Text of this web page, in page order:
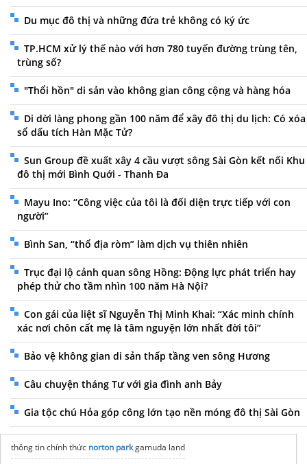
Du mục đô thị và những đứa trẻ không có ký ức
TP.HCM xử lý thế nào với hơn 780 tuyến đường trùng tên,
trùng số?
"Thổi hồn" di sản vào không gian công cộng và hàng hóa
Di dời làng phong gần 100 năm để xây đô thị du lịch: Có xóa
sổ dấu tích Hàn Mặc Tử?
Sun Group đề xuất xây 4 cầu vượt sông Sài Gòn kết nối Khu
đô thị mới Bình Quới - Thanh Đa
Mayu Ino: “Công việc của tôi là đối diện trực tiếp với con
người”
Bình San, “thổ địa ròm” làm dịch vụ thiên nhiên
Trục đại lộ cảnh quan sông Hồng: Động lực phát triển hay
phép thử cho tầm nhìn 100 năm Hà Nội?
Con gái của liệt sĩ Nguyễn Thị Minh Khai: “Xác minh chính
xác nơi chôn cất mẹ là tâm nguyện lớn nhất đời tôi”
Bảo vệ không gian di sản thấp tầng ven sông Hương
Câu chuyện tháng Tư với gia đình anh Bảy
Gia tộc chú Hỏa góp công lớn tạo nền móng đô thị Sài Gòn
thông tin chính thức norton parkgamuda land